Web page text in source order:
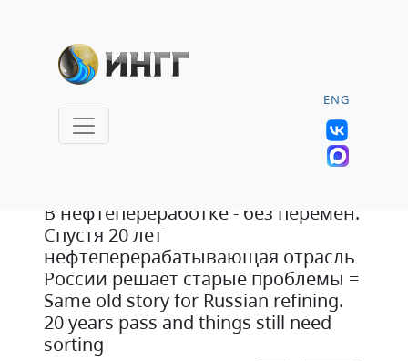
ENG
В нефтепереработке - без перемен.
Спустя 20 лет
нефтеперерабатывающая отрасль
России решает старые проблемы =
Same old story for Russian refining.
20 years pass and things still need
sorting